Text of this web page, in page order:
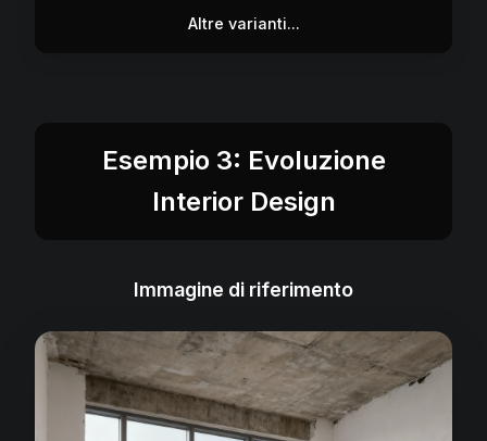
Altre varianti...
Esempio 3: Evoluzione
Interior Design
Immagine di riferimento